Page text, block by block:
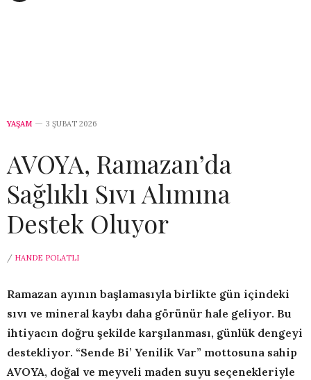
YAŞAM 3 ŞUBAT 2026
AVOYA, Ramazan’da
Sağlıklı Sıvı Alımına
Destek Oluyor
/ HANDE POLATLI
Ramazan ayının başlamasıyla birlikte gün içindeki
sıvı ve mineral kaybı daha görünür hale geliyor. Bu
ihtiyacın doğru şekilde karşılanması, günlük dengeyi
destekliyor. “Sende Bi’ Yenilik Var” mottosuna sahip
AVOYA, doğal ve meyveli maden suyu seçenekleriyle